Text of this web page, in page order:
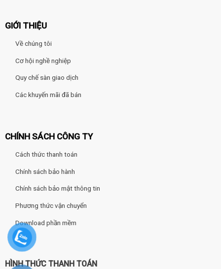
GIỚI THIỆU
Về chúng tôi
Cơ hội nghề nghiệp
Quy chế sàn giao dịch
Các khuyến mãi đã bán
CHÍNH SÁCH CÔNG TY
Cách thức thanh toán
Chính sách bảo hành
Chính sách bảo mật thông tin
Phương thức vận chuyển
Download phần mềm
HÌNH THỨC THANH TOÁN